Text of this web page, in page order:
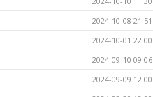
2024-10-08 21:51
2024-10-01 22:00
2024-09-10 09:06
2024-09-09 12:00